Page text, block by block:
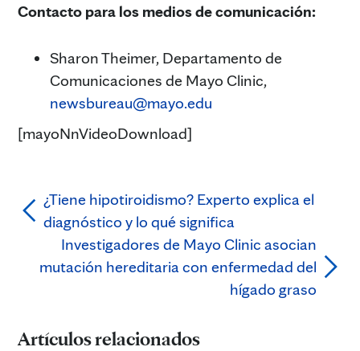
Contacto para los medios de comunicación:
Sharon Theimer, Departamento de
Comunicaciones de Mayo Clinic,
newsbureau@mayo.edu
[mayoNnVideoDownload]
¿Tiene hipotiroidismo? Experto explica el
diagnóstico y lo qué significa
Investigadores de Mayo Clinic asocian
mutación hereditaria con enfermedad del
hígado graso
Artículos relacionados